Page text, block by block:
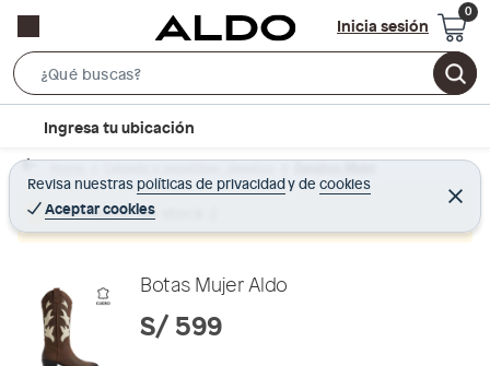
Inicia sesión
e
r
c
B
r
c
t
Ingresa tu ubicación
Revisa nuestras políticas de privacidadyde cookies
Aceptar cookies
C
e
r
Home Calzado y zapatillas - Zapatos Zapatos Mujer
Producto sin stock :(
Botas Mujer Aldo
S/ 599